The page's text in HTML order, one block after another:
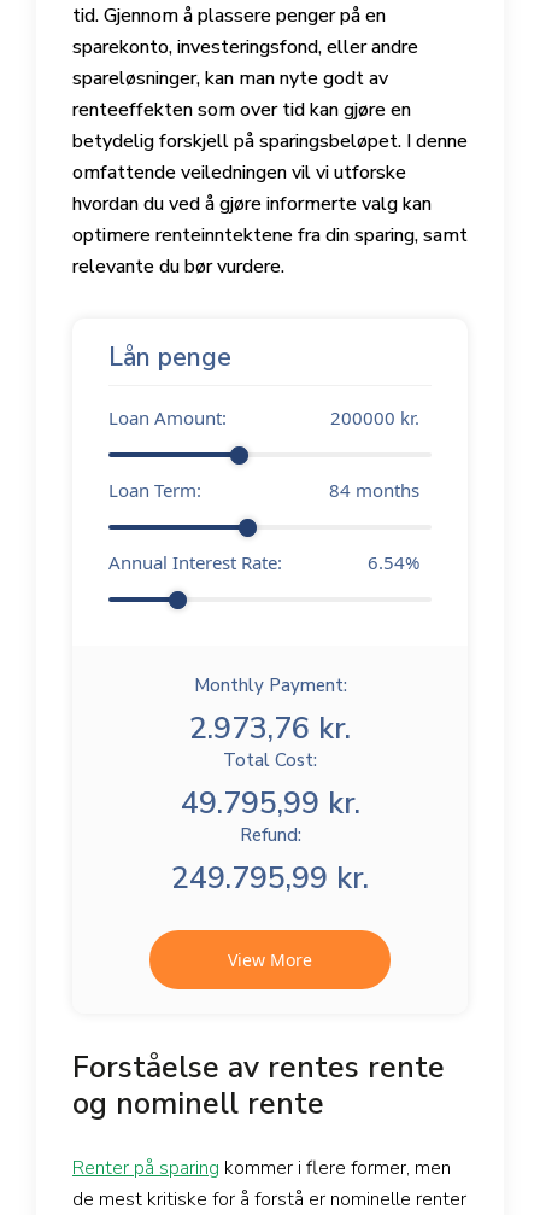
tid. Gjennom å plassere penger på en
sparekonto, investeringsfond, eller andre
spareløsninger, kan man nyte godt av
renteeffekten som over tid kan gjøre en
betydelig forskjell på sparingsbeløpet. I denne
omfattende veiledningen vil vi utforske
hvordan du ved å gjøre informerte valg kan
optimere renteinntektene fra din sparing, samt
relevante du bør vurdere.
Lån penge
Loan Amount: 200000 kr.
Loan Term: 84 months
Annual Interest Rate: 6.54%
Monthly Payment:
2.973,76 kr.
Total Cost:
49.795,99 kr.
Refund:
249.795,99 kr.
View More
Forståelse av rentes rente
og nominell rente
Renter på sparing kommer i flere former, men
de mest kritiske for å forstå er nominelle renter